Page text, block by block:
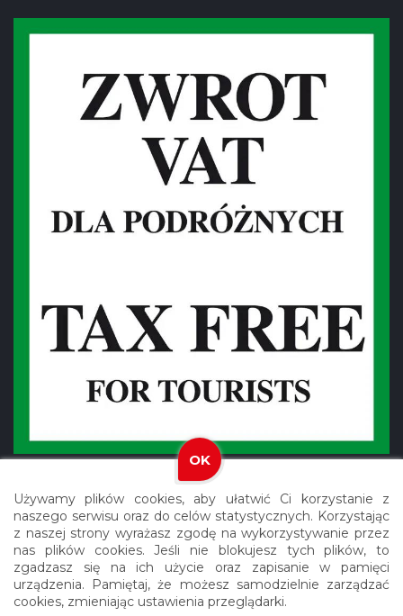
Copyright © 2021 Meblex. Wszystkie prawa zastrzeżone.
Realizacja: Agencja Reklamowa ROXART
Używamy plików cookies, aby ułatwić Ci korzystanie z
naszego serwisu oraz do celów statystycznych. Korzystając
z naszej strony wyrażasz zgodę na wykorzystywanie przez
nas plików cookies. Jeśli nie blokujesz tych plików, to
zgadzasz się na ich użycie oraz zapisanie w pamięci
urządzenia. Pamiętaj, że możesz samodzielnie zarządzać
cookies, zmieniając ustawienia przeglądarki.
OK